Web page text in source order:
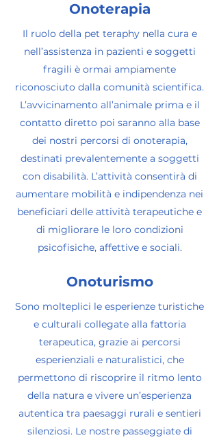
Onoterapia
Il ruolo della pet teraphy nella cura e
nell’assistenza in pazienti e soggetti
fragili è ormai ampiamente
riconosciuto dalla comunità scientifica.
L’avvicinamento all’animale prima e il
contatto diretto poi saranno alla base
dei nostri percorsi di onoterapia,
destinati prevalentemente a soggetti
con disabilità. L’attività consentirà di
aumentare mobilità e indipendenza nei
beneficiari delle attività terapeutiche e
di migliorare le loro condizioni
psicofisiche, affettive e sociali.
Onoturismo
Sono molteplici le esperienze turistiche
e culturali collegate alla fattoria
terapeutica, grazie ai percorsi
esperienziali e naturalistici, che
permettono di riscoprire il ritmo lento
della natura e vivere un’esperienza
autentica tra paesaggi rurali e sentieri
silenziosi. Le nostre passeggiate di